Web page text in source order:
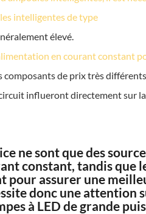
intelligentes de type
élevé.
en courant constant
de prix très
influeront directement sur
ne sont que des
constant, tandis que
pour assurer une
donc une attention
à LED de grande